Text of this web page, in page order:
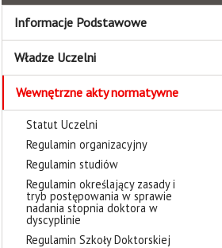
Informacje Podstawowe
Władze Uczelni
Wewnętrzne akty normatywne
Statut Uczelni
Regulamin organizacyjny
Regulamin studiów
Regulamin określający zasady i
tryb postępowania w sprawie
nadania stopnia doktora w
dyscyplinie
Regulamin Szkoły Doktorskiej